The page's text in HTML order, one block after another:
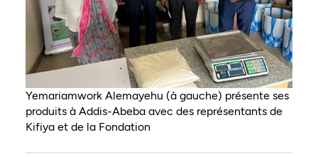
Yemariamwork Alemayehu (à gauche) présente ses
produits à Addis-Abeba avec des représentants de
Kifiya et de la Fondation